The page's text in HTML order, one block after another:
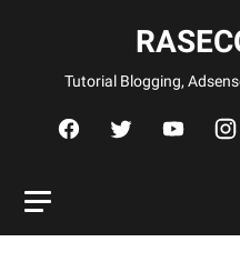
Tutorial Blogging,